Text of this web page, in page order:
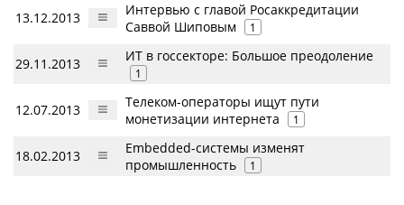
13.12.2013
Интервью с главой Росаккредитации
Саввой Шиповым
1
29.11.2013 ИТ в госсекторе: Большое преодоление
1
12.07.2013
Телеком-операторы ищут пути
монетизации интернета
1
18.02.2013
Embedded-системы изменят
промышленность
1